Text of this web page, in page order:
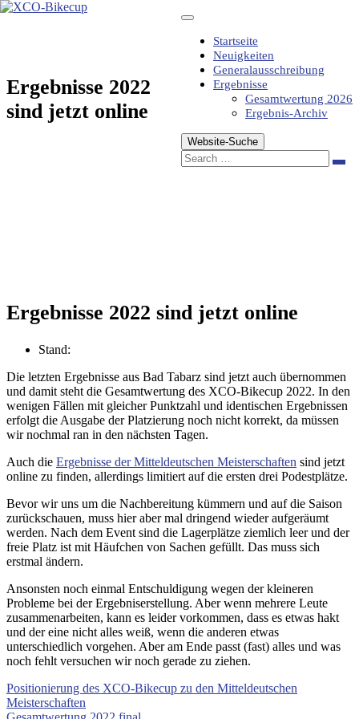
Zum
Startseite
Neuigkeiten
Generalausschreibung
Ergebnisse
Gesamtwertung 2026
Ergebnis-Archiv
Website-Suche
Ergebnisse 2022
sind jetzt online
Ergebnisse 2022 sind jetzt online
Stand:
Die letzten Ergebnisse aus Bad Tabarz sind jetzt auch übernommen
und damit steht die Gesamtwertung des XCO-Bikecup 2022. In den
wenigen Fällen mit gleicher Punktzahl und identischen Ergebnissen
erfolgt die Ausgabe der Platzierung noch nicht korrekt, da müssen
wir nochmal ran in den nächsten Tagen.
Auch die Ergebnisse der Mitteldeutschen Meisterschaften sind jetzt
online zu finden, allerdings limitiert auf die ersten drei Podestplätze.
Bevor wir uns um die Nachbereitung kümmern und auf die Saison
zurückschauen, muss hier aber mal dringend wieder aufgeräumt
werden. Nach dem Event sind die Lagerplätze ziemlich leer und der
freie Platz ist mit Häufchen von Sachen gefüllt. Das muss sich
erstmal ändern.
Ansonsten noch einmal Entschuldigung wegen der kleineren
Probleme bei der Ergebniserstellung. Aber wenn mehrere Leute
zusammenarbeiten, kann es leider vorkommen, dass es etwas hakt
und der eine nicht alles weiß, wenn die anderen etwas
unterschiedlich vorgehen. Aber am Ende passt (fast) alles und was
noch fehlt versuchen wir noch gerade zu ziehen.
Positionierung des XCO-Bikecup zu den Mitteldeutschen
Meisterschaften